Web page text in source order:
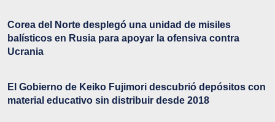
Corea del Norte desplegó una unidad de misiles
balísticos en Rusia para apoyar la ofensiva contra
Ucrania
El Gobierno de Keiko Fujimori descubrió depósitos con
material educativo sin distribuir desde 2018